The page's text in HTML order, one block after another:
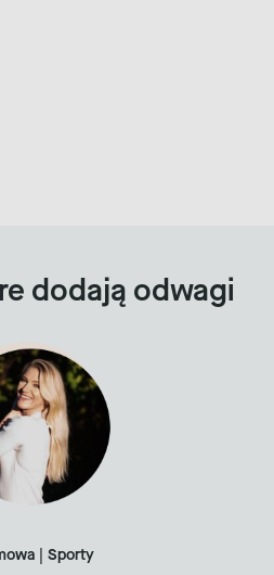
dodają odwagi
| Sporty